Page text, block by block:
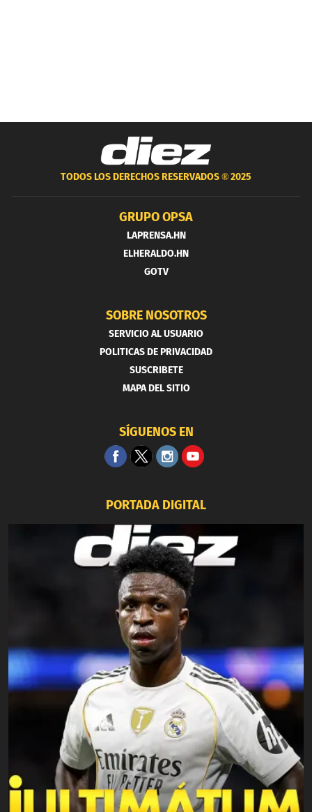
TODOS LOS DERECHOS RESERVADOS ®2025
GRUPO OPSA
LAPRENSA.HN
ELHERALDO.HN
GOTV
SOBRE NOSOTROS
SERVICIO AL USUARIO
POLITICAS DE PRIVACIDAD
SUSCRIBETE
MAPA DEL SITIO
SÍGUENOS EN
PORTADA DIGITAL